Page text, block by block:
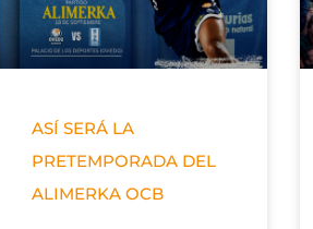
ASÍ SERÁ LA
PRETEMPORADA DEL
ALIMERKA OCB